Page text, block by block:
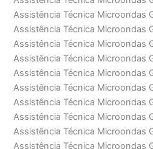
Assistência Técnica Microondas
Assistência Técnica Microondas
Assistência Técnica Microondas
Assistência Técnica Microondas
Assistência Técnica Microondas
Assistência Técnica Microondas
Assistência Técnica Microondas
Assistência Técnica Microondas
Assistência Técnica Microondas
Assistência Técnica Microondas